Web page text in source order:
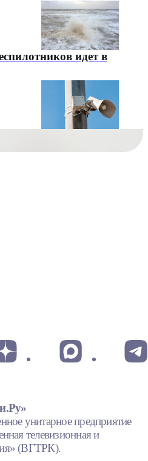
идет в
унитарное предприятие
телевизионная и
(ВГТРК).